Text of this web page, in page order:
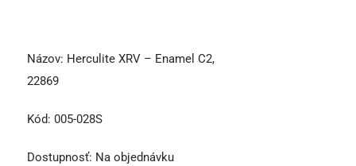
Názov: Herculite XRV – Enamel C2,
22869
Kód: 005-028S
Dostupnosť: Na objednávku